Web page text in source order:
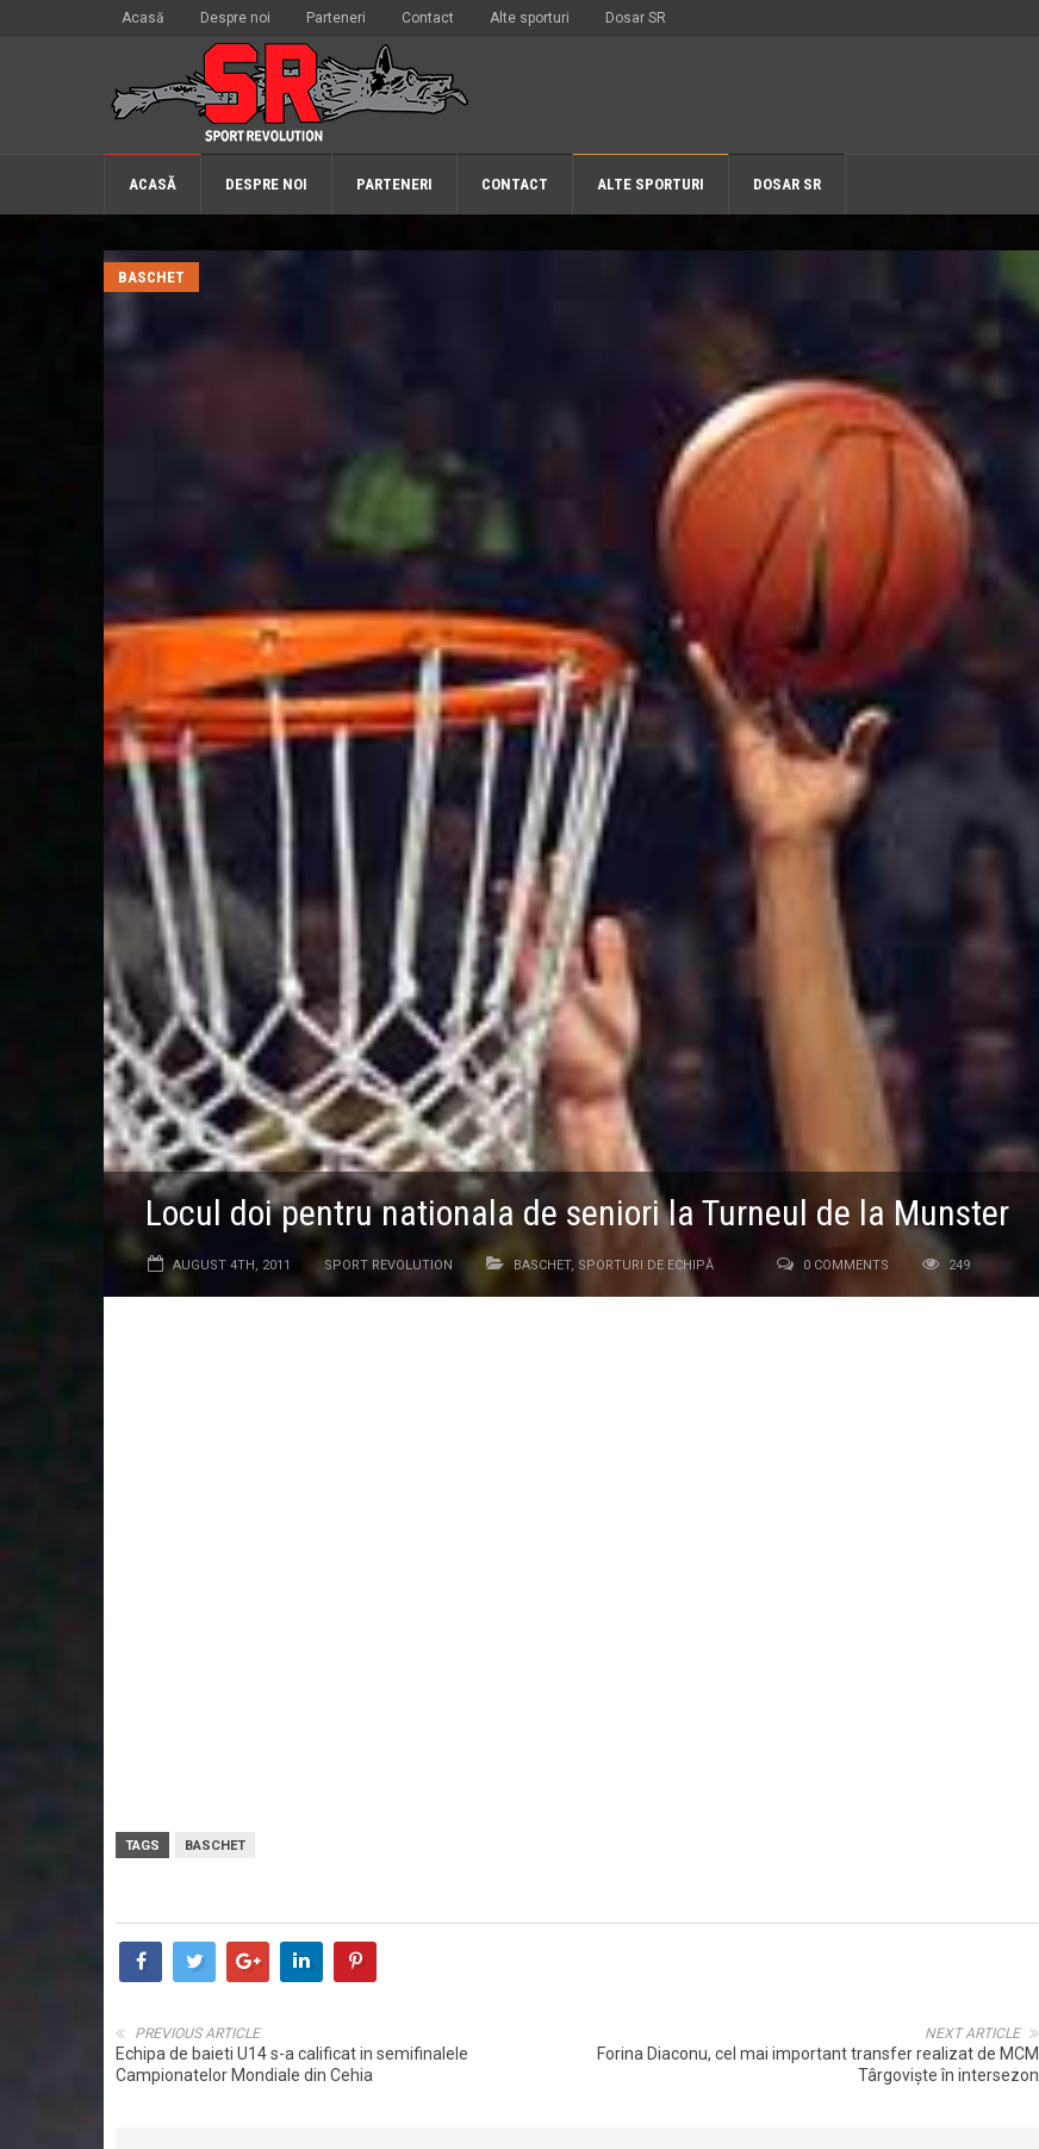
Acasă Despre noi Parteneri Contact Alte sporturi Dosar SR
ACASĂ DESPRE NOI PARTENERI CONTACT ALTE SPORTURI DOSAR SR
BASCHET
Locul doi pentru nationala de seniori la Turneul de la Munster
AUGUST 4TH, 2011 SPORT REVOLUTION BASCHET, SPORTURI DE ECHIPĂ 0 COMMENTS 249
TAGS BASCHET
NEXT ARTICLE
Forina Diaconu, cel mai important transfer realizat de MCM
Târgovişte în intersezon
PREVIOUS ARTICLE
Echipa de baieti U14 s-a calificat in semifinalele
Campionatelor Mondiale din Cehia